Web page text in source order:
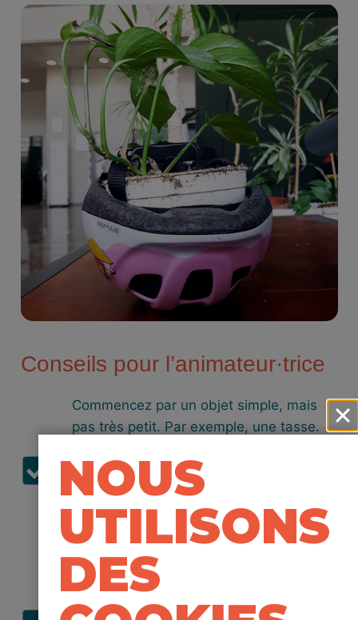
Conseils pour l’animateur·trice
Commencez par un objet simple, mais
pas très petit. Par exemple, une tasse.
comme un chapeau, comme un trou ou
comme la bouche d’une personne
imaginaire ! Laissez libre cours à votre
imagination.
Si vous n’avez pas accès à un projecteur
ou à un grand écran, utilisez votre
téléphone portable pour filmer et
NOUS
UTILISONS
DES